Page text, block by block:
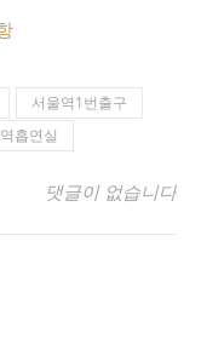
서울역1번출구
흡연실
댓글이 없습니다